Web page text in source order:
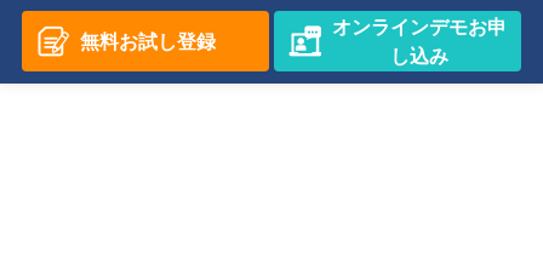
無料お試し登録
オンラインデモお申
し込み